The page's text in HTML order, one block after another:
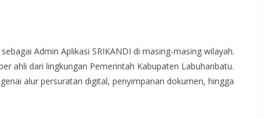
Admin Aplikasi SRIKANDI di masing-masing wilayah.
ahli dari lingkungan Pemerintah Kabupaten Labuhanbatu.
alur persuratan digital, penyimpanan dokumen, hingga